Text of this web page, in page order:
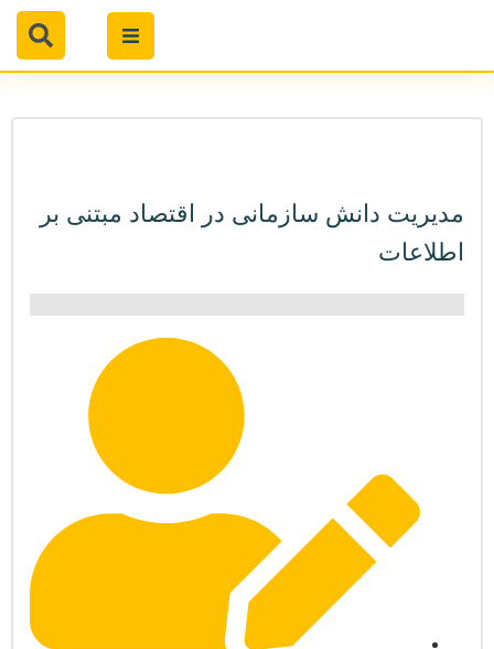
مدیریت دانش سازمانی در اقتصاد مبتنی بر
اطلاعات